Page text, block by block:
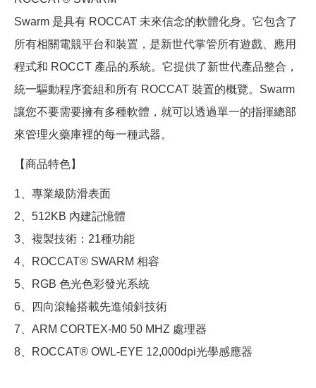
Swarm 是具有 ROCCAT 未來信念的軟體化身。它包含了
所有相關電競平台和裝置，是新世代掌管所有遊戲、應用
程式和 ROCCT 產品的系統。它提供了新世代產品整合，
統一驅動程序套組和所有 ROCCAT 裝置的概覽。Swarm
讓您不要需要擁有多種軟體，就可以透過單一的指揮總部
來管理火藥庫裡的每一種武器。
【商品特色】
1、專業級防滑表面
2、512KB 內建記憶體
3、複製技術：21種功能
4、ROCCAT® SWARM 相容
5、RGB 色光色彩發光系統
6、四向滾輪搭載先進傾斜技術
7、ARM CORTEX-M0 50 MHZ 處理器
8、ROCCAT® OWL-EYE 12,000dpi光學感應器